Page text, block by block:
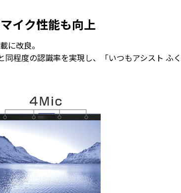
イク性能も向上
に改良。
程度の認識率を実現し、「いつもアシスト ふ